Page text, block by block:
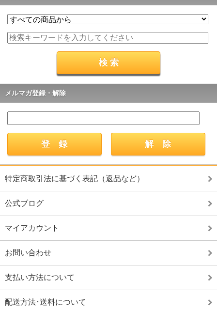
メルマガ登録・解除
特定商取引法に基づく表記（返品など）
公式ブログ
マイアカウント
お問い合わせ
支払い方法について
配送方法･送料について